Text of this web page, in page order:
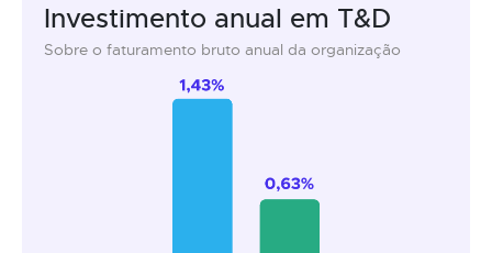
Investimento anual em T&D
Sobre o faturamento bruto anual da organização